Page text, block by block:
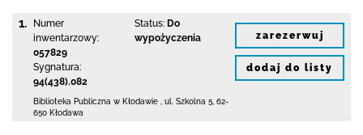
1.
Numer
inwentarzowy:
057829
Sygnatura:
94(438).082
Status: Do
wypożyczenia
Biblioteka Publiczna w Kłodawie ul. Szkolna 5 62-
650 Kłodawa
zarezerwuj
dodaj do listy